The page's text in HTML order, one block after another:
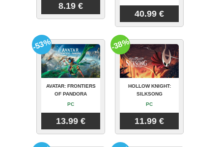
8.19 €
40.99 €
AVATAR: FRONTIERS
OF PANDORA
PC
13.99 €
-53%
HOLLOW KNIGHT:
SILKSONG
PC
11.99 €
-38%